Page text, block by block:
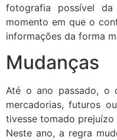
fotografia possível da
momento em que o
informações da forma
Mudanças
Até o ano passado, o
mercadorias, futuros
tivesse tomado prejuízo
Neste ano, a regra